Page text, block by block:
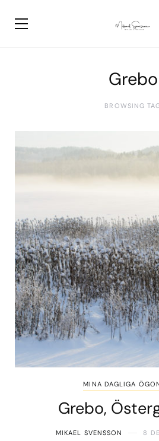
Grebo
BROWSING
MINA DAGLIGA
Grebo,
MIKAEL SVENSSON 8